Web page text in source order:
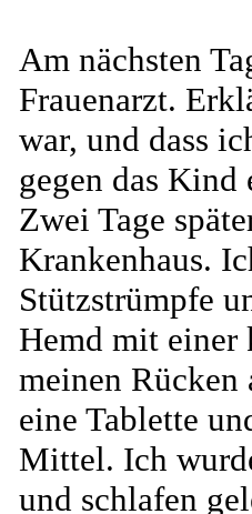
Am nächsten
Frauenarzt.
war, und dass
gegen das Kind
Zwei Tage
Krankenhaus.
Stützstrümpfe
Hemd mit einer
meinen Rücken
eine Tablette
Mittel. Ich
und schlafen